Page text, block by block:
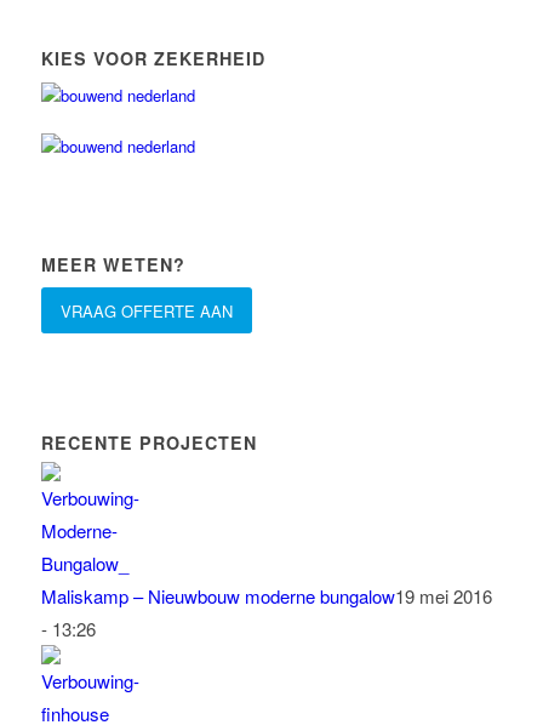
KIES VOOR ZEKERHEID
MEER WETEN?
VRAAG OFFERTE AAN
RECENTE PROJECTEN
Maliskamp – Nieuwbouw moderne bungalow19 mei 2016
- 13:26